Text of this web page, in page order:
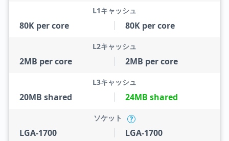
80K per core
L1キャッシュ
80K per core
2MB per core
L2キャッシュ
2MB per core
20MB shared
L3キャッシュ
24MB shared
LGA-1700
ソケット ?
LGA-1700